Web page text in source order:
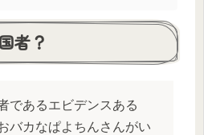
者？
であるエビデンスある
バカなぱよちんさんがい